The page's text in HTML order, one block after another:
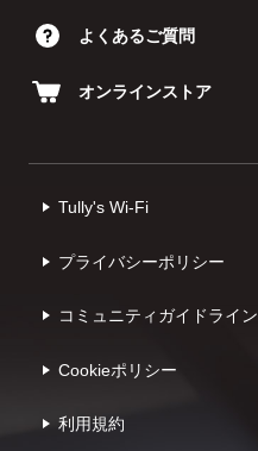
よくあるご質問
オンラインストア
Tully's Wi-Fi
プライバシーポリシー
コミュニティガイドライン
Cookieポリシー
利⽤規約